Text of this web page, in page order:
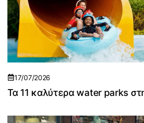
17/07/2026
Τα 11 καλύτερα water parks